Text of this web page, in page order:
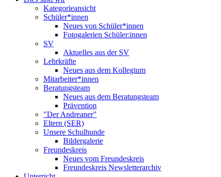
Kategorieansicht
Schüler*innen
Neues von Schüler*innen
Fotogalerien Schüler:innen
SV
Aktuelles aus der SV
Lehrkräfte
Neues aus dem Kollegium
Mitarbeiter*innen
Beratungsteam
Neues aus dem Beratungsteam
Prävention
"Der Andreaner"
Eltern (SER)
Unsere Schulhunde
Bildergalerie
Freundeskreis
Neues vom Freundeskreis
Freundeskreis Newsletterarchiv